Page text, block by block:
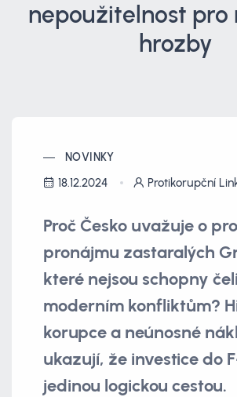
nepoužitelnost pro
hrozby
NOVINKY
18.12.2024 Protikorupční
Proč Česko uvažuje o
pronájmu zastaralých
které nejsou schopny
moderním konfliktům?
korupce a neúnosné
ukazují, že investice do
jedinou logickou cestou.